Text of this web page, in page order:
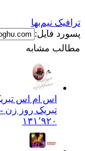
ترافیک نیم‌بها
پسورد فایل:
مطالب مشابه
اس ام اس
تبریک روز زن -
۱۳۱٬۹۲۰